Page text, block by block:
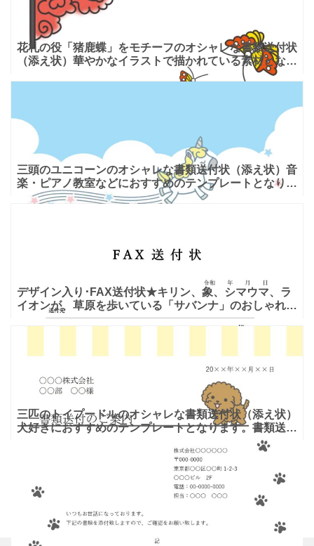
花札の役「猪鹿蝶」をモチーフのオシャレな書類送付状
（添え状）華やかなイラストで描かれている素材となり
ます。花札の役で、有名なイノシシ・シカ・チョウが大
三頭のユニコーンのオシャレな書類送付状（添え状）音
楽・ピアノ教室などにおすすめのテンプレートとなり、
優しい色合いでユニコーンがフレーム状に描かれており
デザイン入り･FAX送付状★キリン、象、シマウマ、ラ
イオンが、草原を歩いている「サバンナ」のおしゃれな
デザイン！ シンプルなFAX送付状に「サバンナ」のイ
三匹のトイプードルのオシャレな書類送付状（添え状）
犬好きにおすすめのテンプレートとなります。書類送付
状以外にもFAX送信などにタイトルを変更し利用する事